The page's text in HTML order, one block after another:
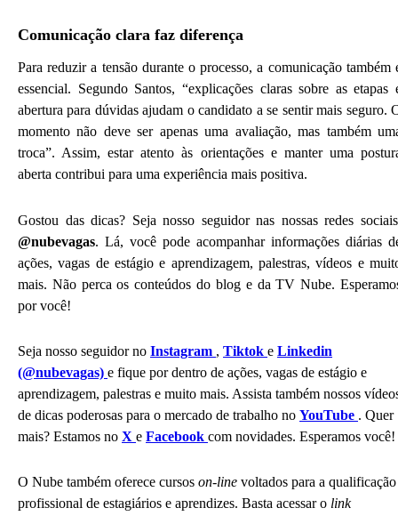
Comunicação clara faz diferença
Para reduzir a tensão durante o processo, a comunicação também
essencial. Segundo Santos, “explicações claras sobre as etapas
abertura para dúvidas ajudam o candidato a se sentir mais seguro.
momento não deve ser apenas uma avaliação, mas também
troca”. Assim, estar atento às orientações e manter uma
aberta contribui para uma experiência mais positiva.
Gostou das dicas? Seja nosso seguidor nas nossas redes
@nubevagas. Lá, você pode acompanhar informações diárias
ações, vagas de estágio e aprendizagem, palestras, vídeos e
mais. Não perca os conteúdos do blog e da TV Nube.
por você!
Seja nosso seguidor no Instagram , Tiktok e Linkedin
(@nubevagas) e fique por dentro de ações, vagas de estágio e
aprendizagem, palestras e muito mais. Assista também nossos
de dicas poderosas para o mercado de trabalho no YouTube . Quer
mais? Estamos no X e Facebook com novidades. Esperamos você!
O Nube também oferece cursos on-line voltados para a qualificação
profissional de estagiários e aprendizes. Basta acessar o link